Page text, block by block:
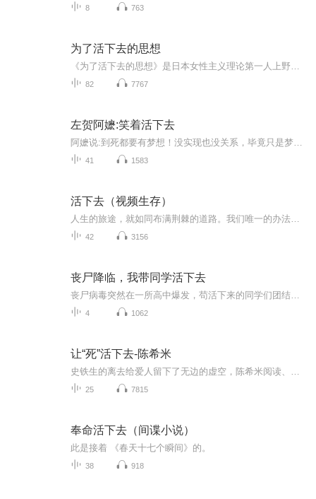
8 763
为了活下去的思想
82 7767
左贺阿嬷:笑着活下去
41 1583
活下去（视频生存）
42 3156
丧尸降临，我带同学活下去
4 1062
让“死”活下去-陈希米
25 7815
奉命活下去（间谍小说）
此是接着 《春天十七个瞬间》的。
38 918